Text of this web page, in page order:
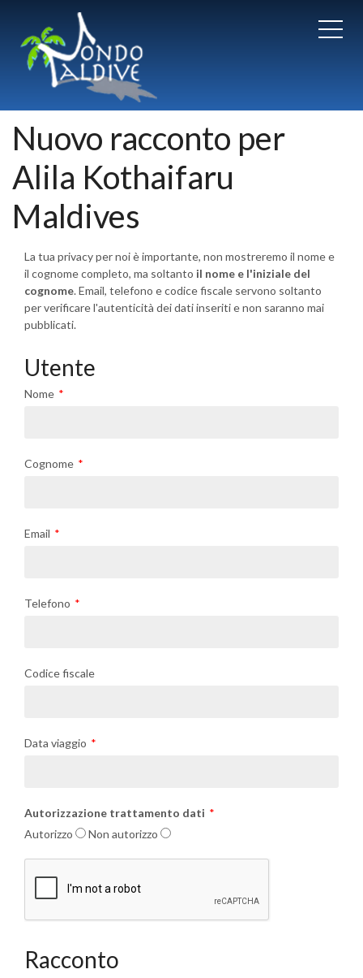
Nuovo racconto per
Alila Kothaifaru
Maldives
La tua privacy per noi è importante, non mostreremo il nome e
il cognome completo, ma soltanto il nome e l'iniziale del
cognome. Email, telefono e codice fiscale servono soltanto
per verificare l'autenticità dei dati inseriti e non saranno mai
pubblicati.
Utente
Nome
Cognome
Email
Telefono
Codice fiscale
Data viaggio
Autorizzazione trattamento dati
Autorizzo
Non autorizzo
Racconto